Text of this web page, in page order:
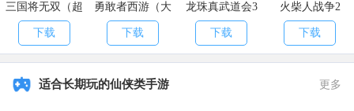
三国将无双（超
神魔将版）
下载
勇敢者西游（大
乱斗）
下载
龙珠真武道会3
下载
火柴人战争2
下载
适合长期玩的仙侠类手游 更多